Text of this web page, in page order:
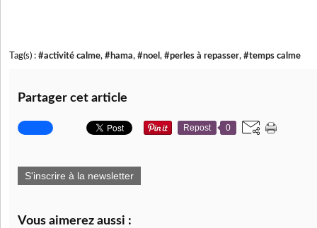
Tag(s) : #activité calme, #hama, #noel , #perles à repasser, #temps calme
Partager cet article
Repost 0
S'inscrire à la newsletter
Vous aimerez aussi :